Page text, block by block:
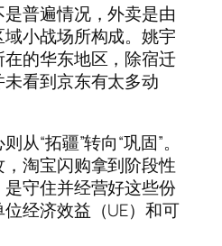
普遍情况，外卖是由
小战场所构成。姚宇
的华东地区，除宿迁
看到京东有太多动
从“拓疆”转向“巩固”。
淘宝闪购拿到阶段性
守住并经营好这些份
经济效益（UE）和可